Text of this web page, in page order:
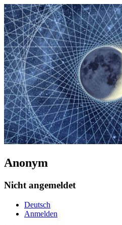
Anonym
Nicht angemeldet
Deutsch
Anmelden